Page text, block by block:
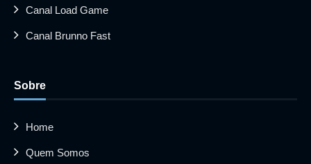
Canal Load Game
Canal Brunno Fast
Sobre
Home
Quem Somos